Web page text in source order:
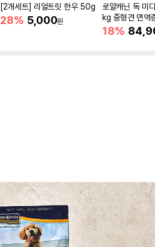
[2개세트] 리얼트릿 한우 50g
28% 5,000원
로얄캐닌 독 미
kg 중형견 면역
18%